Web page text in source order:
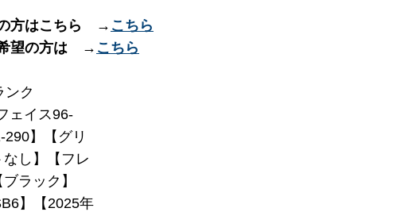
方はこちら → こちら
望の方は → こちら
ンク
ェイス96-
】【グリ
し】【フレ
ラック】
】【2025年